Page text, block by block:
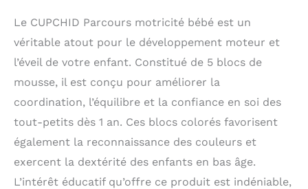
Le CUPCHID Parcours motricité bébé est un
véritable atout pour le développement moteur et
l’éveil de votre enfant. Constitué de 5 blocs de
mousse, il est conçu pour améliorer la
coordination, l’équilibre et la confiance en soi des
tout-petits dès 1 an. Ces blocs colorés favorisent
également la reconnaissance des couleurs et
exercent la dextérité des enfants en bas âge.
L’intérêt éducatif qu’offre ce produit est indéniable,